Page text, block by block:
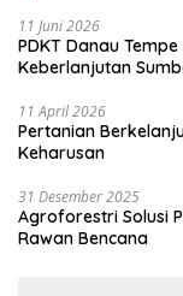
11 Juni 2026
PDKT Danau
Keberlanjutan
11 April 2026
Pertanian
Keharusan
31 Desember 2025
Agroforestri Solusi
Rawan Bencana